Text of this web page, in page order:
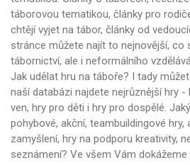
táborovou tematikou, články pro
chtějí vyjet na tábor, články od
stránce můžete najít to nejnovější, co
tábornictví, ale i neformálního
Jak udělat hru na táboře? I tady
naší databázi najdete nejrůznější hry -
ven, hry pro děti i hry pro dospělé.
pohybové, akční, teambuildingové hry,
zamyšlení, hry na podporu kreativity,
seznámení? Ve všem Vám dokážeme